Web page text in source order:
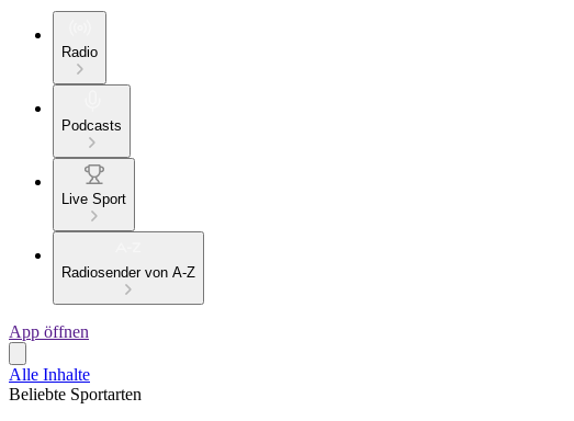
Radio
Podcasts
Live Sport
Radiosender von A-Z
App öffnen
Alle Inhalte
Beliebte Sportarten